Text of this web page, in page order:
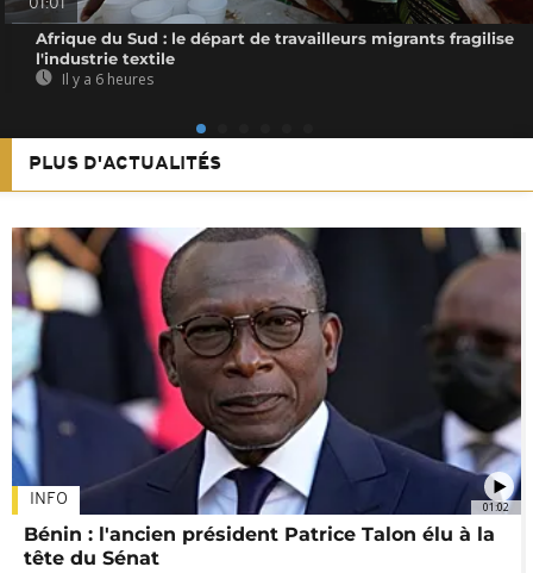
01:01
Afrique du Sud : le départ de travailleurs migrants fragilise
l'industrie textile
Il y a 6 heures
PLUS D'ACTUALITÉS
01:02
INFO
Bénin : l'ancien président Patrice Talon élu à la
tête du Sénat